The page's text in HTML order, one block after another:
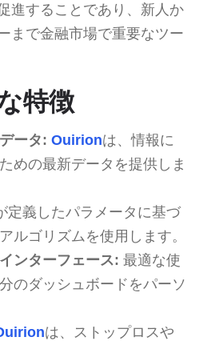
進することであり、新人か
まで金融市場で重要なツー
特徴
ータ: Ouirionは、情報に
めの最新データを提供しま
定義したパラメータに基づ
ルゴリズムを使用します。
ンターフェース: 最適な使
のダッシュボードをパーソ
は、ストップロスや